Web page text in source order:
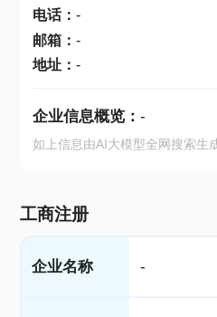
电话： -
邮箱： -
地址： -
企业信息概览： -
如上信息由AI大模型全网搜索生
工商注册
企业名称 -